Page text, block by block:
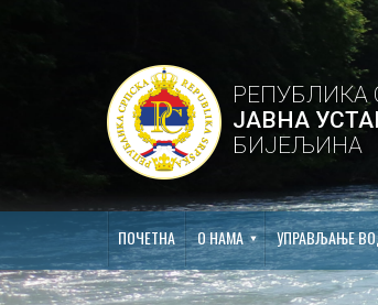
РЕПУБЛИКА
ЈАВНА
БИЈЕЉИНА
ПОЧЕТНА О НАМА УПРАВЉАЊЕ